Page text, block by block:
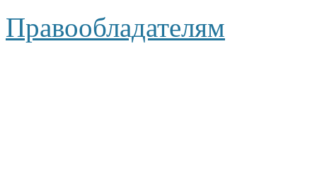
Правообладателям